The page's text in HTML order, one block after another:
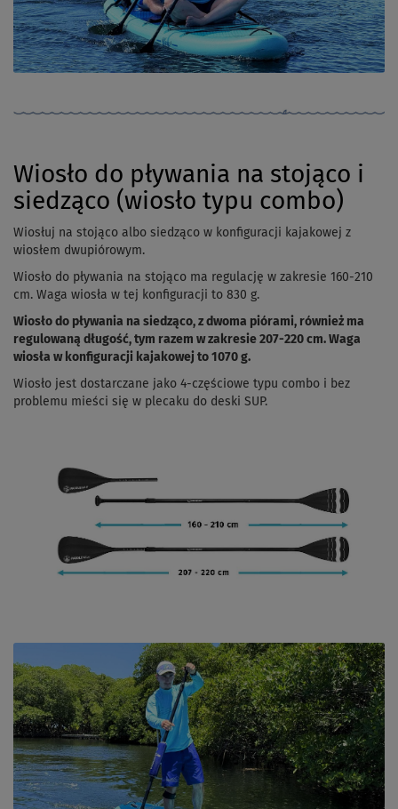
Wiosło do pływania na stojąco i
siedząco (wiosło typu combo)
Wiosłuj na stojąco albo siedząco w konfiguracji kajakowej z
wiosłem dwupiórowym.
Wiosło do pływania na stojąco ma regulację w zakresie 160-210
cm. Waga wiosła w tej konfiguracji to 830 g.
Wiosło do pływania na siedząco, z dwoma piórami, również ma
regulowaną długość, tym razem w zakresie 207-220 cm. Waga
wiosła w konfiguracji kajakowej to 1070 g.
Wiosło jest dostarczane jako 4-częściowe typu combo i bez
problemu mieści się w plecaku do deski SUP.